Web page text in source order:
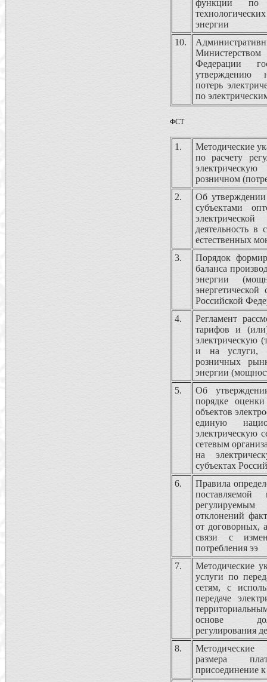
функции по
энергии
10.
Федерации
утверждению
потерь
по
ФСТ
1.
Методические
по расчету
розничном
2.
Об
субъектами
деятельность в
естественных
3.
Порядок
баланса
энергии
Российской
4.
Регламент
тарифов и
электрическую
и на услуги,
розничных
энергии
5.
Об
порядке
объектов
единую
электрическую
сетевым
на
субъектах
6.
Правила
отклонений
от договорных,
связи с
потребления ээ
7.
Методические
услуги по
сетям, с
передаче
основе
регулирования
8.
размера
присоединение